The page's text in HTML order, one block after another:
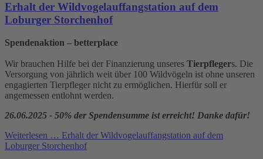
Erhalt der Wildvogelauffangstation auf dem
Loburger Storchenhof
Spendenaktion – betterplace
Wir brauchen Hilfe bei der Finanzierung unseres Tierpflegers. Die
Versorgung von jährlich weit über 100 Wildvögeln ist ohne unseren
engagierten Tierpfleger nicht zu ermöglichen. Hierfür soll er
angemessen entlohnt werden.
26.06.2025 - 50% der Spendensumme ist erreicht! Danke dafür!
Weiterlesen … Erhalt der Wildvogelauffangstation auf dem
Loburger Storchenhof